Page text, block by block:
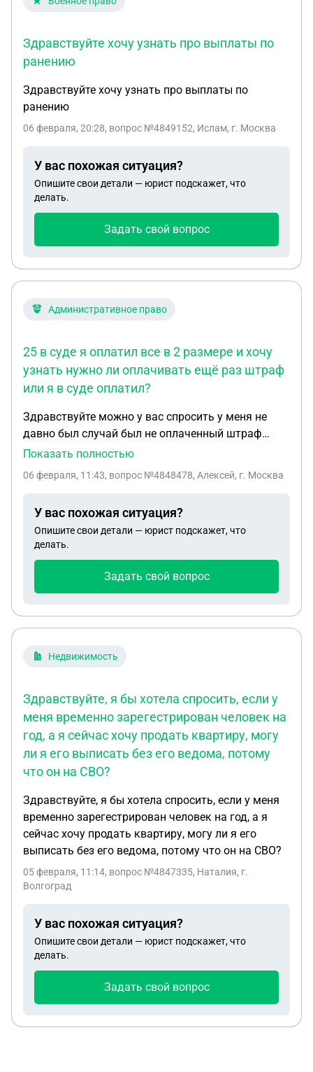
могу ли я сама подать документы за месяц до
того как он приедет чтобы по приезду нас
Здравствуйте хочу узнать про выплаты по
ранению
Здравствуйте хочу узнать про выплаты по
ранению
06 февраля, 20:28, вопрос №4849152, Ислам, г. Москва
У вас похожая ситуация?
Опишите свои детали — юрист подскажет, что
делать.
Задать свой вопрос
Административное право
25 в суде я оплатил все в 2 размере и хочу
узнать нужно ли оплачивать ещё раз штраф
или я в суде оплатил?
Здравствуйте можно у вас спросить у меня не
давно был случай был не оплаченный штраф
меня привлекли по статье 20. 25 в суде я оплатил
оплачивать ещё раз штраф или я в суде оплатил?
Показать полностью
06 февраля, 11:43, вопрос №4848478, Алексей, г. Москва
У вас похожая ситуация?
Опишите свои детали — юрист подскажет, что
делать.
Задать свой вопрос
Недвижимость
Здравствуйте, я бы хотела спросить, если у
меня временно зарегестрирован человек на
год, а я сейчас хочу продать квартиру, могу
ли я его выписать без его ведома, потому
что он на СВО?
Здравствуйте, я бы хотела спросить, если у меня
временно зарегестрирован человек на год, а я
сейчас хочу продать квартиру, могу ли я его
выписать без его ведома, потому что он на СВО?
05 февраля, 11:14, вопрос №4847335, Наталия, г.
Волгоград
У вас похожая ситуация?
Опишите свои детали — юрист подскажет, что
делать.
Задать свой вопрос